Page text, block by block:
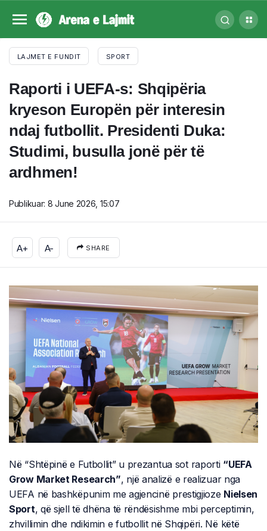
LAJMET E FUNDIT SPORT
Raporti i UEFA-s: Shqipëria
kryeson Europën për interesin
ndaj futbollit. Presidenti Duka:
Studimi, busulla jonë për të
ardhmen!
Publikuar: 8 June 2026, 15:07
A+ A- SHARE
Në “Shtëpinë e Futbollit” u prezantua sot raporti “UEFA
Grow Market Research”, një analizë e realizuar nga
UEFA në bashkëpunim me agjencinë prestigjioze Nielsen
Sport, që sjell të dhëna të rëndësishme mbi perceptimin,
zhvillimin dhe ndikimin e futbollit në Shqipëri. Në këtë